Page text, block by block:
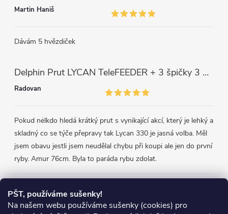
PŠT, používáme sušenky!
Na našem webu používáme sušenky (cookies) pro
Martin Haniš
Dávám 5 hvězdiček
Delphin Prut LYCAN TeleFEEDER + 3 špičky 3 m, 80 g
Radovan
Pokud nėlkdo hledá krátký prut s vynikající akcí, který je lehký a
skladný co se týče přepravy tak Lycan 330 je jasná volba. Měl
jsem obavu jestli jsem neudělal chybu při koupi ale jen do první
ryby. Amur 76cm. Byla to paráda rybu zdolat.
Přijímáme online platby